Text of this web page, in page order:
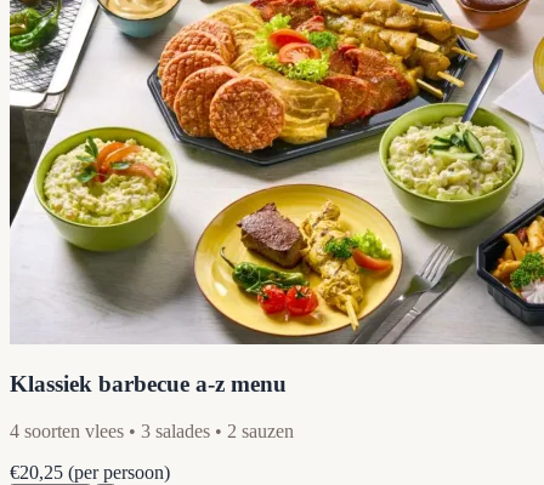
Klassiek barbecue a-z menu
4 soorten vlees • 3 salades • 2 sauzen
€20,25 (per persoon)